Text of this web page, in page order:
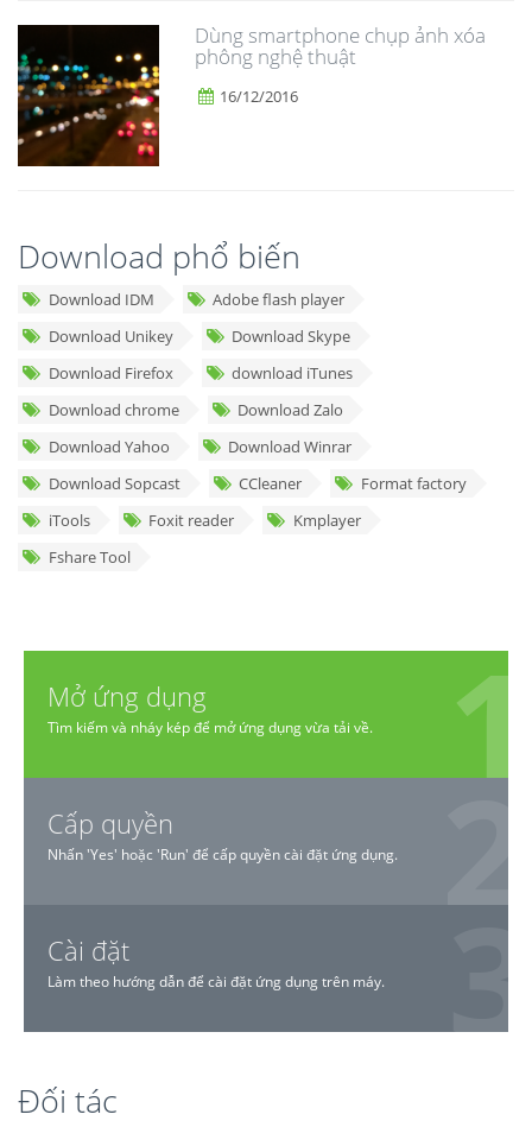
Dùng smartphone chụp ảnh xóa
phông nghệ thuật
16/12/2016
Download phổ biến
Download IDM
Adobe flash player
Download Unikey
Download Skype
Download Firefox
download iTunes
Download chrome
Download Zalo
Download Yahoo
Download Winrar
Download Sopcast
CCleaner
Format factory
iTools
Foxit reader
Kmplayer
Fshare Tool
Mở ứng dụng
Tìm kiếm và nháy kép để mở ứng dụng vừa tải về.
Cấp quyền
Nhấn 'Yes' hoặc 'Run' để cấp quyền cài đặt ứng dụng.
Cài đặt
Làm theo hướng dẫn để cài đặt ứng dụng trên máy.
Đối tác